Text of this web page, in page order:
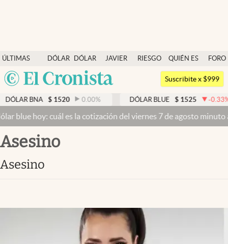
ÚLTIMAS
NOTICIAS
DÓLAR
DÓLAR
BLUE
JAVIER
RIESGO
QUIÉN ES
QUIÉN
FORO
Argentina
México
Dólar
Members
Economía y Política
Finanzas y Mercados
Mercados Online
Suscribite x $999
DÓLAR BNA $ 1520 0.00% DÓLAR BLUE 1525 -0.33%
hoy: cuál es la cotización del viernes 7 de agosto minuto a
asesino
asesino